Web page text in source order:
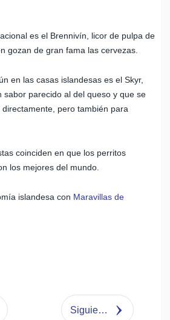
es el Brennivín, licor de pulpa de
gozan de gran fama las cervezas.
en las casas islandesas es el Skyr,
sabor parecido al del queso y que se
pero también para
coinciden en que los perritos
los mejores del mundo.
islandesa con Maravillas de
Siguiente